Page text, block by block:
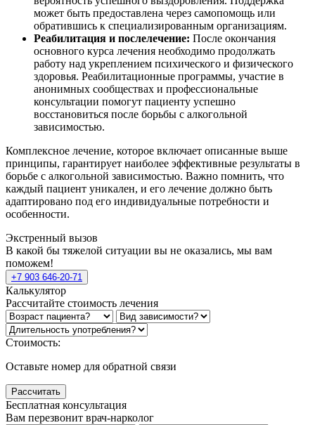
может быть предоставлена через самопомощь или
обратившись к специализированным организациям.
Реабилитация и послелечение: После окончания
основного курса лечения необходимо продолжать
работу над укреплением психического и физического
здоровья. Реабилитационные программы, участие в
анонимных сообществах и профессиональные
консультации помогут пациенту успешно
восстановиться после борьбы с алкогольной
зависимостью.
Комплексное лечение, которое включает описанные выше
принципы, гарантирует наиболее эффективные результаты в
борьбе с алкогольной зависимостью. Важно помнить, что
каждый пациент уникален, и его лечение должно быть
адаптировано под его индивидуальные потребности и
особенности.
Экстренный вызов
В какой бы тяжелой ситуации вы не оказались, мы вам
поможем!
+7 903 646-20-71
Калькулятор
Рассчитайте стоимость лечения
Стоимость:
Оставьте номер для обратной связи
Рассчитать
Бесплатная консультация
Вам перезвонит врач-нарколог